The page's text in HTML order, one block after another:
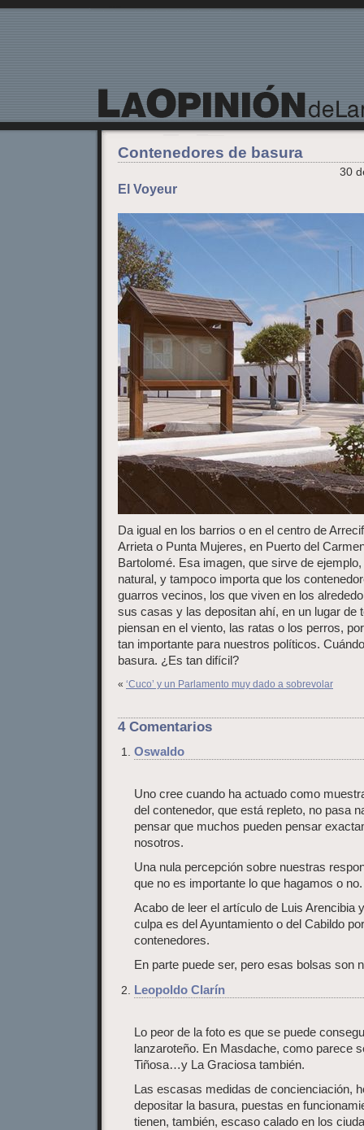
Contenedores de basura
30
El Voyeur
Da igual en los barrios o en el centro de
Arrieta o Punta Mujeres, en Puerto del
Bartolomé. Esa imagen, que sirve de
natural, y tampoco importa que los
guarros vecinos, los que viven en los
sus casas y las depositan ahí, en un lugar de
piensan en el viento, las ratas o los perros,
tan importante para nuestros políticos.
basura. ¿Es tan difícil?
« ‘Cuco’ y un Parlamento muy dado a sobrevolar
4 Comentarios
Oswaldo
Uno cree cuando ha actuado como
del contenedor, que está repleto, no pasa
pensar que muchos pueden pensar
nosotros.
Una nula percepción sobre nuestras
que no es importante lo que hagamos o
Acabo de leer el artículo de Luis Arencibia
culpa es del Ayuntamiento o del Cabildo
contenedores.
En parte puede ser, pero esas bolsas son
Leopoldo Clarín
Lo peor de la foto es que se puede
lanzaroteño. En Masdache, como parece
Tiñosa…y La Graciosa también.
Las escasas medidas de concienciación,
depositar la basura, puestas en
tienen, también, escaso calado en los